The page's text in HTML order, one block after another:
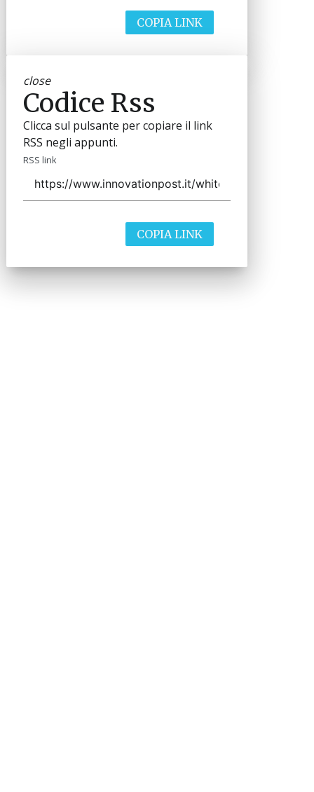
COPIA LINK
close
Codice Rss
Clicca sul pulsante per copiare il link
RSS negli appunti.
RSS link
COPIA LINK